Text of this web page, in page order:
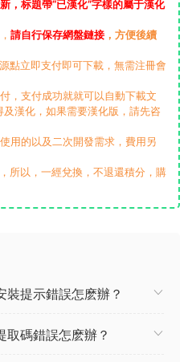
，标題帶“已漢化”字樣的屬于漢化
請自行保存網盤鏈接 ，方便後續
點立即支付即可下載，無需注冊會
，支付成功就就可以自動下載文
漢化，如果需要漢化版，請先咨
用的以及二次開發需求，費用另
所以，一經兌換，不退還積分，購
裝提示錯誤怎麽辦？
取碼錯誤怎麽辦？